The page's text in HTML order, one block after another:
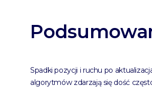
Spadki pozycji i ruchu po
algorytmów zdarzają się dość